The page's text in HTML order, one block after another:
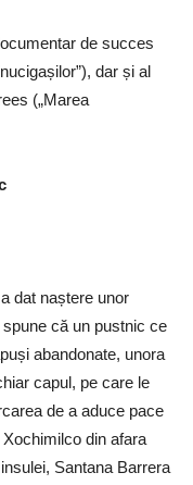
de succes
dar și al
(„Marea
dat naștere unor
că un pustnic ce
abandonate, unora
capul, pe care le
de a aduce pace
din afara
Santana Barrera